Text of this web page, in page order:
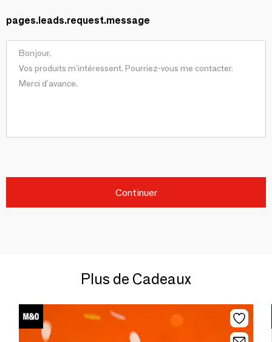
pages.leads.request.message
Continuer
Plus de Cadeaux